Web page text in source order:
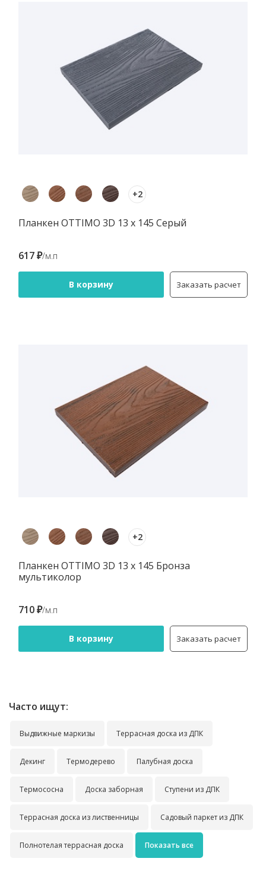
+2
Планкен OTTIMO 3D 13 х 145 Серый
617 ₽/м.п
В корзину Заказать расчет
+2
Планкен OTTIMO 3D 13 х 145 Бронза
мультиколор
710 ₽/м.п
В корзину Заказать расчет
Часто ищут:
Выдвижные маркизы Террасная доска из ДПК
Декинг Термодерево Палубная доска
Термососна Доска заборная Ступени из ДПК
Террасная доска из лиственницы Садовый паркет из ДПК
Полнотелая террасная доска Показать все